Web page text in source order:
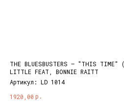
THE BLUESBUSTERS – "THIS TIME"
LITTLE FEAT, BONNIE RAITT
Артикул: LD 1014
1920,00 р.